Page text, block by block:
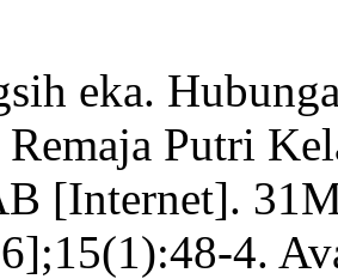
eka.
Remaja Putri
[Internet].
4.